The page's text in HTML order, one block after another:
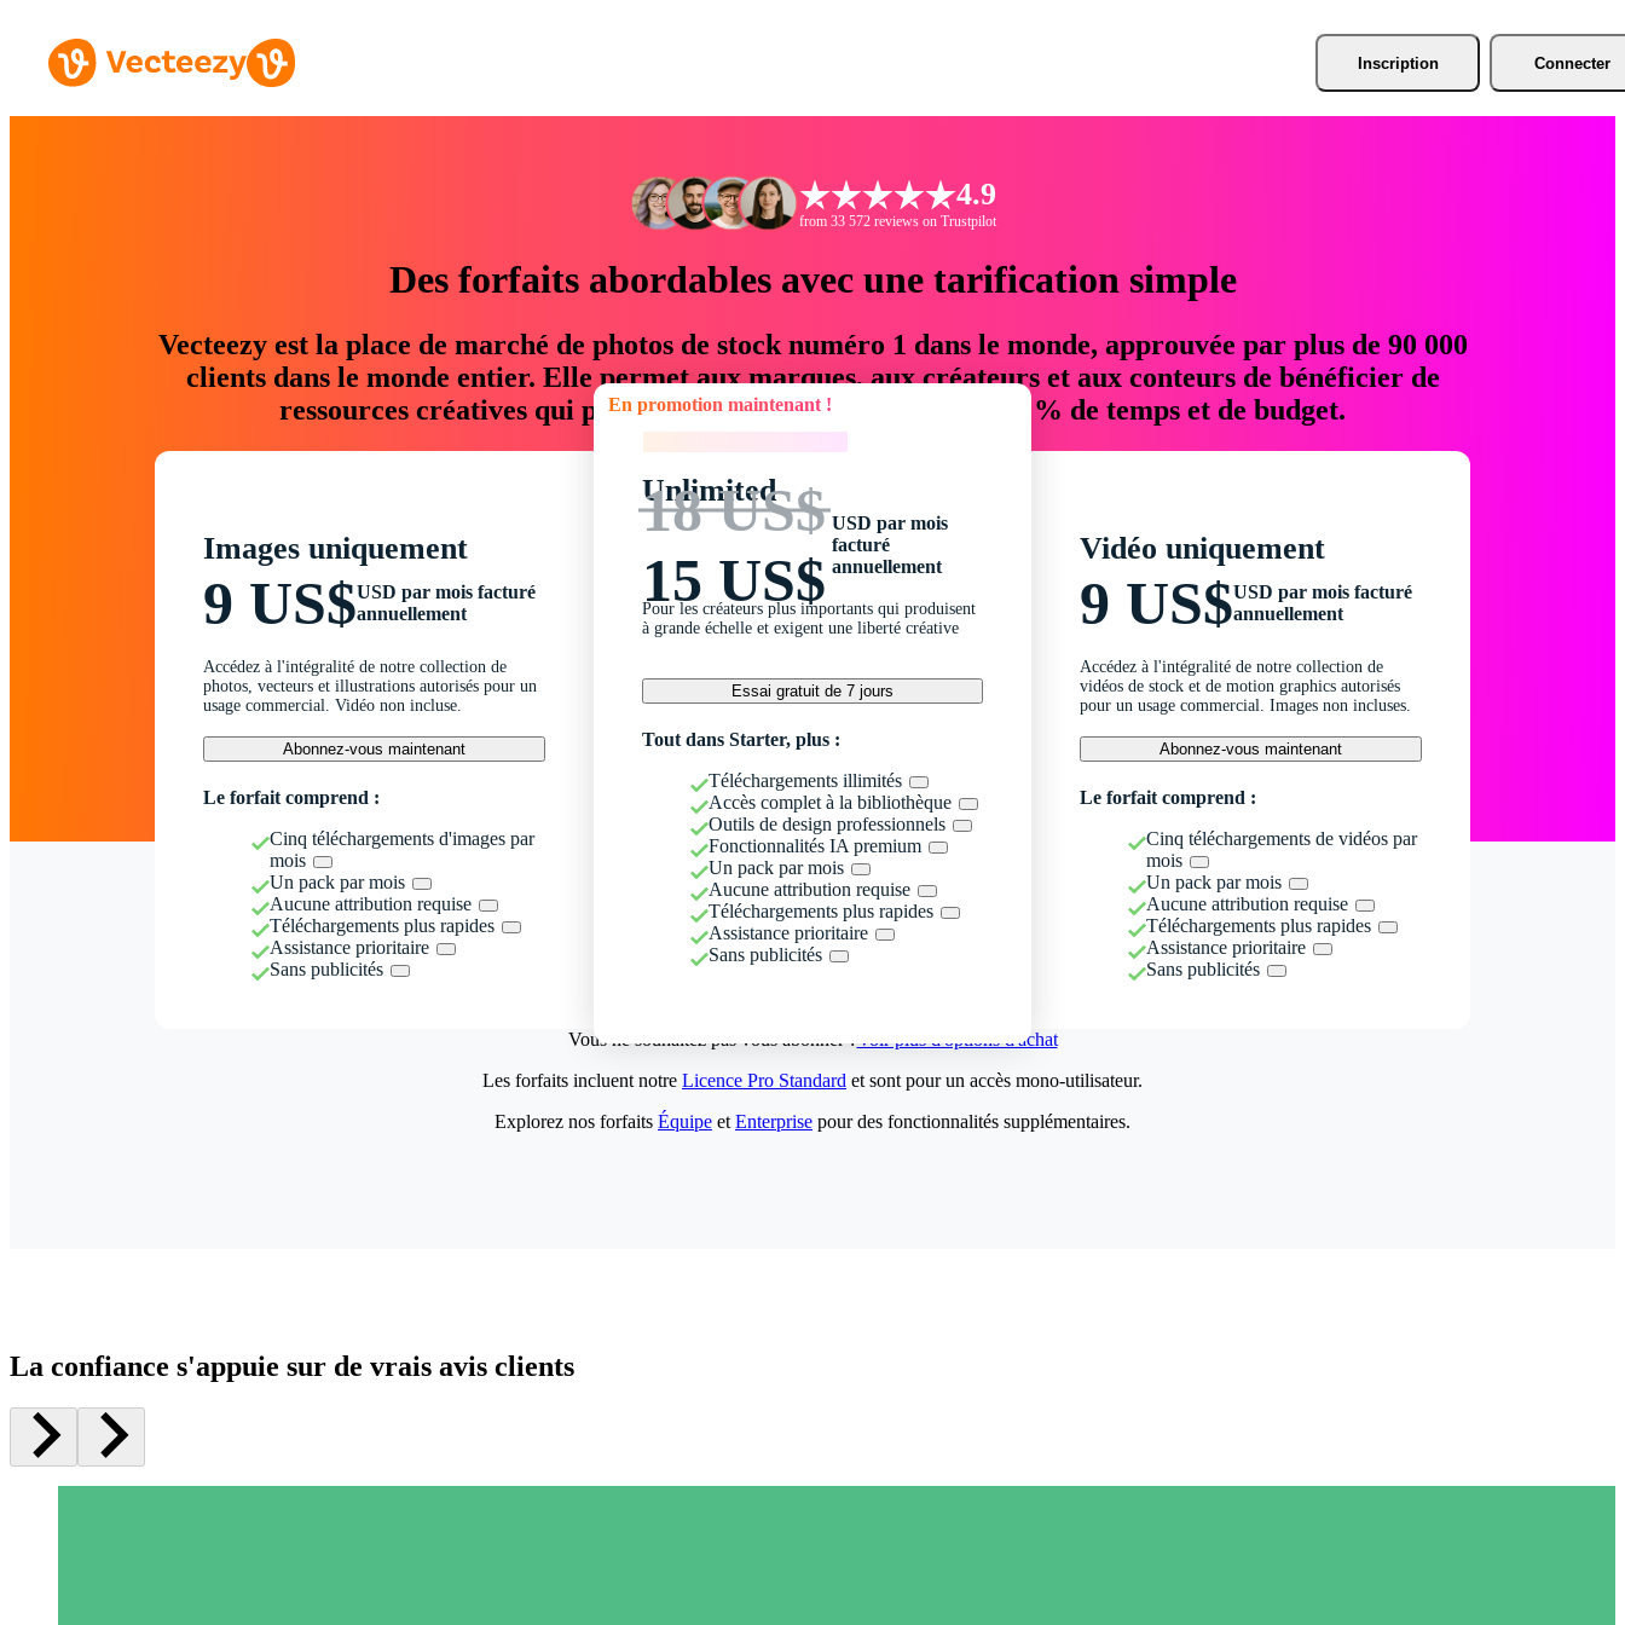
Inscription Connecter
4.9
from 33 572 reviews on Trustpilot
Des forfaits abordables avec une tarification simple
Vecteezy est la place de marché de photos de stock numéro 1 dans le monde, approuvée par plus de 90 000
clients dans le monde entier. Elle permet aux marques, aux créateurs et aux conteurs de bénéficier de
ressources créatives qui permettent d'économiser jusqu'à 76 % de temps et de budget.
Images uniquement
9 US$USD par mois facturé
annuellement
Accédez à l'intégralité de notre collection de
photos, vecteurs et illustrations autorisés pour un
usage commercial. Vidéo non incluse.
Abonnez-vous maintenant
Le forfait comprend :
Cinq téléchargements d'images par
mois
Un pack par mois
Aucune attribution requise
Téléchargements plus rapides
Assistance prioritaire
Sans publicités
En promotion maintenant !
Unlimited
18 US$
15 US$
USD par mois
facturé
annuellement
Pour les créateurs plus importants qui produisent
à grande échelle et exigent une liberté créative
Essai gratuit de 7 jours
Tout dans Starter, plus :
Téléchargements illimités
Accès complet à la bibliothèque
Outils de design professionnels
Fonctionnalités IA premium
Un pack par mois
Aucune attribution requise
Téléchargements plus rapides
Assistance prioritaire
Sans publicités
Vidéo uniquement
9 US$USD par mois facturé
annuellement
Accédez à l'intégralité de notre collection de
vidéos de stock et de motion graphics autorisés
pour un usage commercial. Images non incluses.
Abonnez-vous maintenant
Le forfait comprend :
Cinq téléchargements de vidéos par
mois
Un pack par mois
Aucune attribution requise
Téléchargements plus rapides
Assistance prioritaire
Sans publicités
Vous ne souhaitez pas vous abonner ?Voir plus d'options d'achat
Les forfaits incluent notre Licence Pro Standard et sont pour un accès mono-utilisateur.
Explorez nos forfaits Équipe et Enterprise pour des fonctionnalités supplémentaires.
La confiance s'appuie sur de vrais avis clients